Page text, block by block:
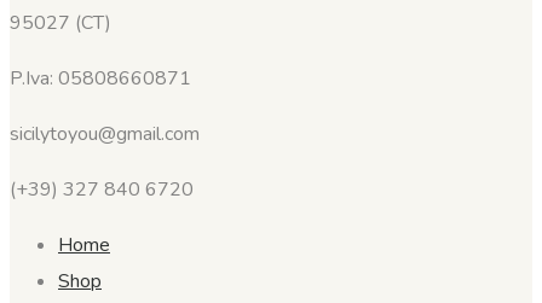
95027 (CT)
P.Iva: 05808660871
sicilytoyou@gmail.com
(+39) 327 840 6720
Home
Shop